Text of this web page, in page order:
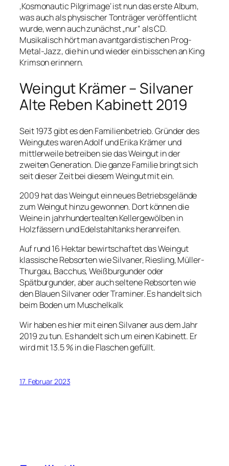
‚Kosmonautic Pilgrimage‘ ist nun das erste Album,
was auch als physischer Tonträger veröffentlicht
wurde, wenn auch zunächst „nur“ als CD.
Musikalisch hört man avantgardistischen Prog-
Metal-Jazz, die hin und wieder ein bisschen an King
Krimson erinnern.
Weingut Krämer – Silvaner
Alte Reben Kabinett 2019
Seit 1973 gibt es den Familienbetrieb. Gründer des
Weingutes waren Adolf und Erika Krämer und
mittlerweile betreiben sie das Weingut in der
zweiten Generation. Die ganze Familie bringt sich
seit dieser Zeit bei diesem Weingut mit ein.
2009 hat das Weingut ein neues Betriebsgelände
zum Weingut hinzu gewonnen. Dort können die
Weine in jahrhundertealten Kellergewölben in
Holzfässern und Edelstahltanks heranreifen.
Auf rund 16 Hektar bewirtschaftet das Weingut
klassische Rebsorten wie Silvaner, Riesling, Müller-
Thurgau, Bacchus, Weißburgunder oder
Spätburgunder, aber auch seltene Rebsorten wie
den Blauen Silvaner oder Traminer. Es handelt sich
beim Boden um Muschelkalk
Wir haben es hier mit einen Silvaner aus dem Jahr
2019 zu tun. Es handelt sich um einen Kabinett. Er
wird mit 13.5 % in die Flaschen gefüllt.
17. Februar 2023